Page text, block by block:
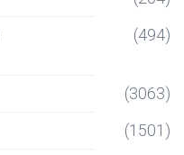
(494)
(3063)
(1501)